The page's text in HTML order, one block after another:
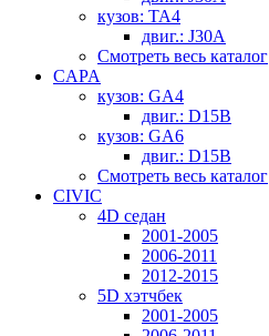
кузов: TA4
двиг.: J30A
Смотреть весь каталог
CAPA
кузов: GA4
двиг.: D15B
кузов: GA6
двиг.: D15B
Смотреть весь каталог
CIVIC
4D седан
2001-2005
2006-2011
2012-2015
5D хэтчбек
2001-2005